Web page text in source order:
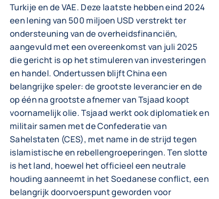
Turkije en de VAE. Deze laatste hebben eind 2024
een lening van 500 miljoen USD verstrekt ter
ondersteuning van de overheidsfinanciën,
aangevuld met een overeenkomst van juli 2025
die gericht is op het stimuleren van investeringen
en handel. Ondertussen blijft China een
belangrijke speler: de grootste leverancier en de
op één na grootste afnemer van Tsjaad koopt
voornamelijk olie. Tsjaad werkt ook diplomatiek en
militair samen met de Confederatie van
Sahelstaten (CES), met name in de strijd tegen
islamistische en rebellengroeperingen. Ten slotte
is het land, hoewel het officieel een neutrale
houding aanneemt in het Soedanese conflict, een
belangrijk doorvoerspunt geworden voor